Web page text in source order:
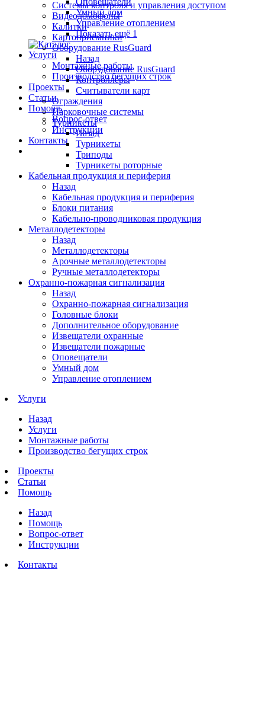
Умный дом
Управление отоплением
Показать ещё 1
Услуги
Монтажные работы
Производство бегущих строк
Проекты
Статьи
Помощь
Вопрос-ответ
Инструкции
Контакты
Системы контроля и управления доступом
Видеодомофоны
Калитки
Картоприемники
Оборудование RusGuard
Назад
Оборудование RusGuard
Контроллеры
Считыватели карт
Ограждения
Парковочные системы
Турникеты
Назад
Турникеты
Триподы
Турникеты роторные
Кабельная продукция и периферия
Назад
Кабельная продукция и периферия
Блоки питания
Кабельно-проводниковая продукция
Металлодетекторы
Назад
Металлодетекторы
Арочные металлодетекторы
Ручные металлодетекторы
Охранно-пожарная сигнализация
Назад
Охранно-пожарная сигнализация
Головные блоки
Дополнительное оборудование
Извещатели охранные
Извещатели пожарные
Оповещатели
Умный дом
Управление отоплением
Услуги
Назад
Услуги
Монтажные работы
Производство бегущих строк
Проекты
Статьи
Помощь
Назад
Помощь
Вопрос-ответ
Инструкции
Контакты